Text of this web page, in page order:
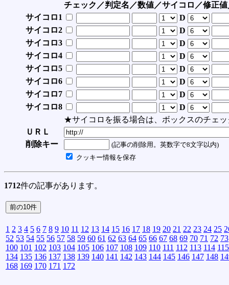
チェック／判定名／数値／サイコロ／修正
サイコロ1
D
サイコロ2
D
サイコロ3
D
サイコロ4
D
サイコロ5
D
サイコロ6
D
サイコロ7
D
サイコロ8
D
★サイコロを振る場合は、ボックスのチェッ
ＵＲＬ
削除キー
(記事の削除用。英数字で8文字以内)
クッキー情報を保存
1712件の記事があります。
1 2 3 4 5 6 7 8 9 10 11 12 13 14 15 16 17 18 19 20 21 22 23 24 25
52 53 54 55 56 57 58 59 60 61 62 63 64 65 66 67 68 69 70 71 72 73
100 101 102 103 104 105 106 107 108 109 110 111 112 113 114 115
134 135 136 137 138 139 140 141 142 143 144 145 146 147 148
168 169 170 171 172